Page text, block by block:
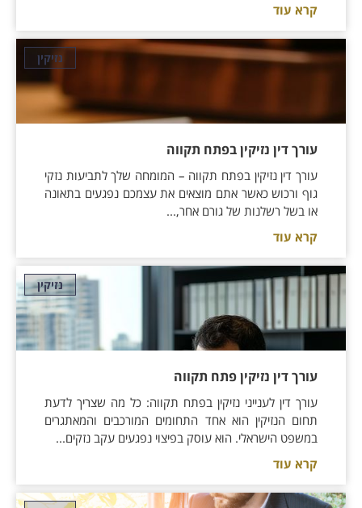
קרא עוד
נזיקין
עורך דין נזיקין בפתח תקווה
עורך דין נזיקין בפתח תקווה – המומחה שלך לתביעות נזקי
גוף ורכוש כאשר אתם מוצאים את עצמכם נפגעים בתאונה
או בשל רשלנות של גורם אחר,...
קרא עוד
נזיקין
עורך דין נזיקין פתח תקווה
עורך דין לענייני נזיקין בפתח תקווה: כל מה שצריך לדעת
תחום הנזיקין הוא אחד התחומים המורכבים והמאתגרים
במשפט הישראלי. הוא עוסק בפיצוי נפגעים עקב נזקים...
קרא עוד